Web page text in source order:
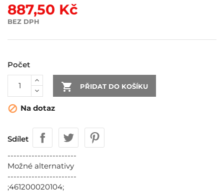
887,50 Kč
BEZ DPH
Počet
 PŘIDAT DO KOŠÍKU
 Na dotaz
Sdílet
-----------------------
Možné alternativy
-----------------------
;461200020104;